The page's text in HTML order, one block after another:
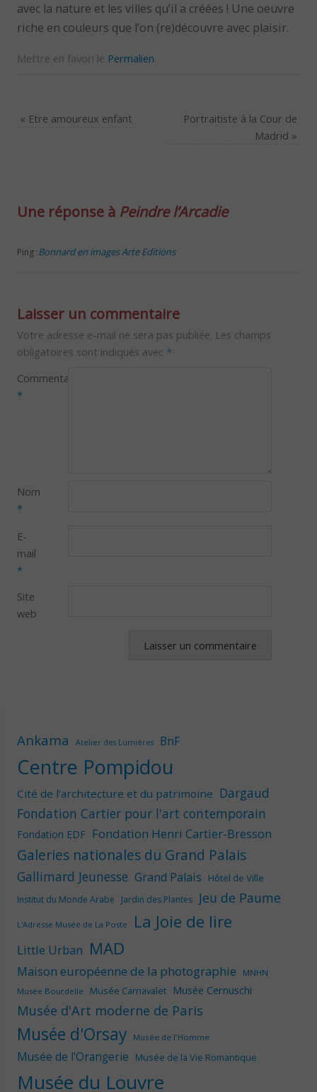
avec la nature et les villes qu’il a créées ! Une oeuvre
riche en couleurs que l’on (re)découvre avec plaisir.
Mettre en favori le Permalien
« Etre amoureux enfant
Portraitiste à la Cour de
Madrid »
Une réponse à Peindre l’Arcadie
Ping :Bonnard en images Arte Editions
Laisser un commentaire
Votre adresse e-mail ne sera pas publiée. Les champs
obligatoires sont indiqués avec *
Commentaire
*
Nom
*
E-
mail
*
Site
web
Ankama Atelier des Lumières BnF
Centre Pompidou
Cité de l'architecture et du patrimoine Dargaud
Fondation Cartier pour l'art contemporain
Fondation EDF Fondation Henri Cartier-Bresson
Galeries nationales du Grand Palais
Gallimard Jeunesse Grand Palais Hôtel de Ville
Institut du Monde Arabe Jardin des Plantes Jeu de Paume
L'Adresse Musée de La Poste La Joie de lire
Little Urban MAD
Maison européenne de la photographie
MNHN
Musée Bourdelle
Musée Carnavalet Musée Cernuschi
Musée d'Art moderne de Paris
Musée d'Orsay Musée de l'Homme
Musée de l'Orangerie Musée de la Vie Romantique
Musée du Louvre